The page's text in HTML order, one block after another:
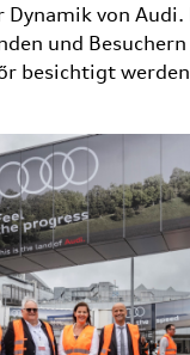
Dynamik von
und Besuchern
besichtigt